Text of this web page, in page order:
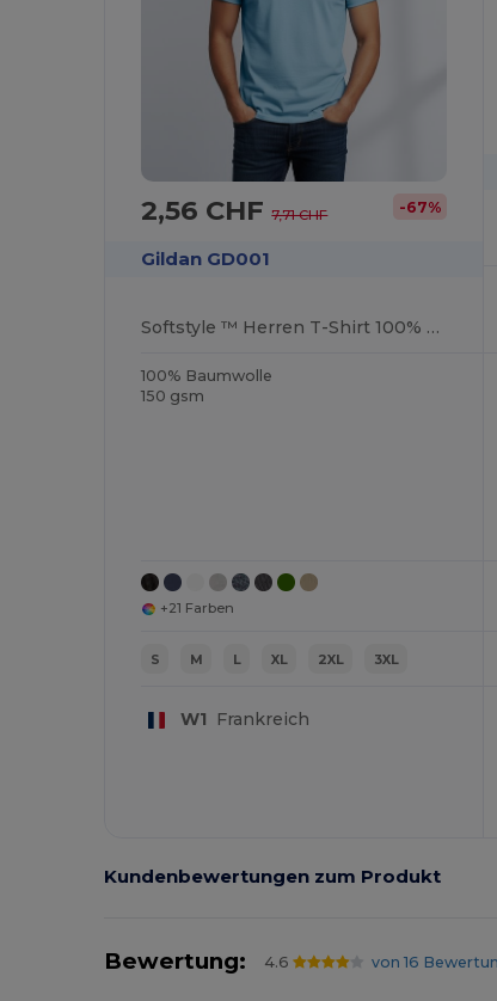
2,56 CHF7,71 CHF -67%
Gildan GD001
Softstyle ™ Herren T-Shirt 100% Jersey Baumwolle
100% Baumwolle
150 gsm
+21 Farben
S M L XL 2XL 3XL
W1 Frankreich
Kundenbewertungen zum Produkt
Bewertung: 4.6 von 16